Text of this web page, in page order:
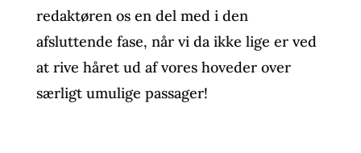
redaktøren os en del med i den
afsluttende fase, når vi da ikke lige er ved
at rive håret ud af vores hoveder over
særligt umulige passager!